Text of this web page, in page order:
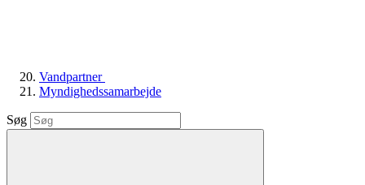
Vandpartner
Myndighedssamarbejde
Søg